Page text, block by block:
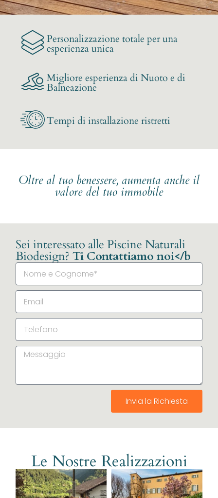
Personalizzazione totale per una
esperienza unica
Migliore esperienza di Nuoto e di
Balneazione
Tempi di installazione ristretti
Oltre al tuo benessere, aumenta anche il
valore del tuo immobile
Sei interessato alle Piscine Naturali
Biodesign? Ti Contattiamo noi</b
Invia la Richiesta
Le Nostre Realizzazioni